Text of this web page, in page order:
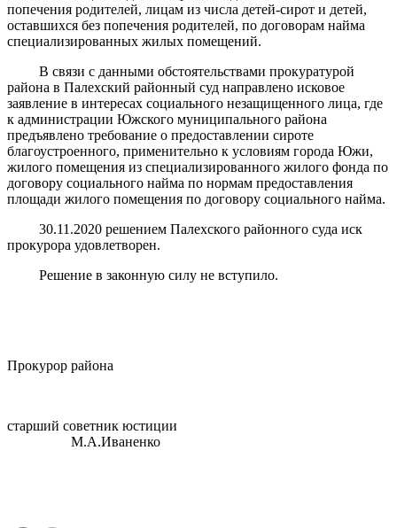
попечения родителей, лицам из числа детей-сирот и детей,
оставшихся без попечения родителей, по договорам найма
специализированных жилых помещений.
В связи с данными обстоятельствами прокуратурой
района в Палехский районный суд направлено исковое
заявление в интересах социального незащищенного лица, где
к администрации Южского муниципального района
предъявлено требование о предоставлении сироте
благоустроенного, применительно к условиям города Южи,
жилого помещения из специализированного жилого фонда по
договору социального найма по нормам предоставления
площади жилого помещения по договору социального найма.
30.11.2020 решением Палехского районного суда иск
прокурора удовлетворен.
Решение в законную силу не вступило.
Прокурор района
старший советник юстиции
М.А.Иваненко